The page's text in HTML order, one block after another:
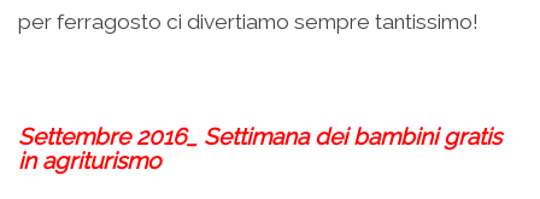
per ferragosto ci divertiamo sempre tantissimo!
Settembre 2016_ Settimana dei bambini gratis
in agriturismo